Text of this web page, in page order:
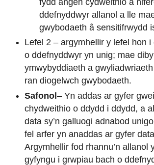
ddefnyddwyr allanol a lle
gwybodaeth â sensitifrwydd
Lefel 2 – argymhellir y lefel hon i
o ddefnyddwyr yn unig; mae
ymwybyddiaeth a
ran diogelwch gwybodaeth.
Safonol– Yn addas ar gyfer
chydweithio o ddydd i ddydd, a
data sy’n galluogi adnabod
fel arfer yn anaddas ar gyfer
Argymhellir fod rhannu’n allanol
gyfyngu i grwpiau bach o